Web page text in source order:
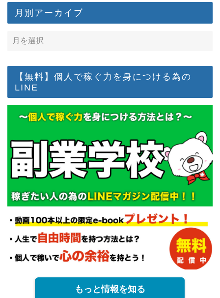
月別アーカイブ
【無料】個人で稼ぐ力を身につける為の
LINE
もっと情報を知る